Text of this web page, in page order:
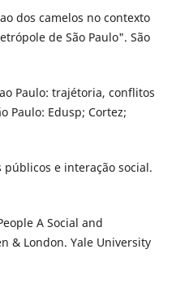
dos camelos no contexto
de São Paulo". São
Paulo: trajétoria, conflitos
Paulo: Edusp; Cortez;
públicos e interação social.
A Social and
& London. Yale University